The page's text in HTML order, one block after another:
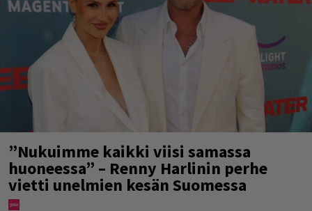
”Nukuimme kaikki viisi samassa
huoneessa” – Renny Harlinin perhe
vietti unelmien kesän Suomessa